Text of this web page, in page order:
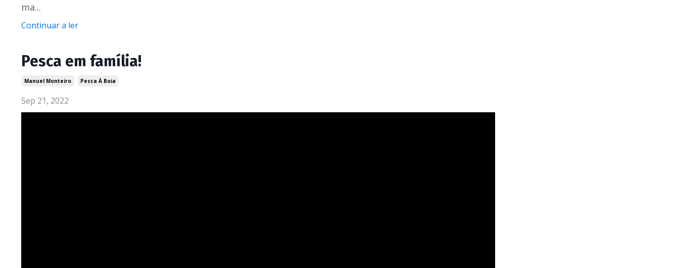
ma...
Continuar a ler
Pesca em família!
Manuel Monteiro Pesca Á Boia
Sep 21, 2022